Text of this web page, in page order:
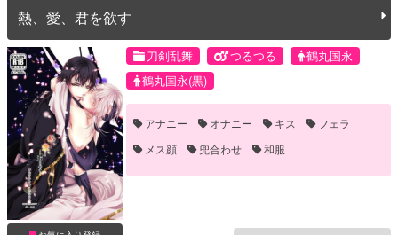
熱、愛、君を欲す
刀剣乱舞 つるつる
鶴丸国永
鶴丸国永(黒)
アナニー オナニー キス
フェラ
メス顔
兜合わせ 和服